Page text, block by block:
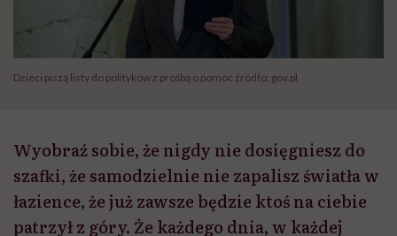
Dzieci piszą listy do polityków z prośbą o pomoc źródło: gov.pl
Wyobraź sobie, że nigdy nie dosięgniesz do
szafki, że samodzielnie nie zapalisz światła w
łazience, że już zawsze będzie ktoś na ciebie
patrzył z góry. Że każdego dnia, w każdej